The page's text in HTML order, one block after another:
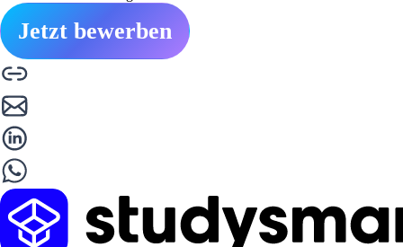
Jetzt bewerben